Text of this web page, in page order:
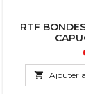
RTF BONDES
 Ajouter au